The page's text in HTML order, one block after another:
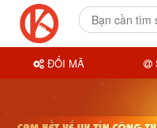
ĐỔI MÃ